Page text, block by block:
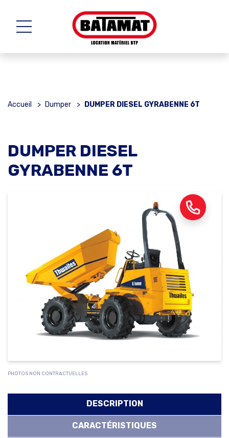
Accueil > Dumper > DUMPER DIESEL GYRABENNE 6T
DUMPER DIESEL
GYRABENNE 6T
PHOTOS NON CONTRACTUELLES
DESCRIPTION
CARACTÉRISTIQUES